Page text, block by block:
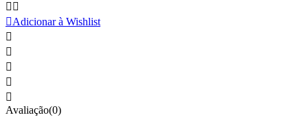
 
Adicionar à Wishlist





Avaliação(0)